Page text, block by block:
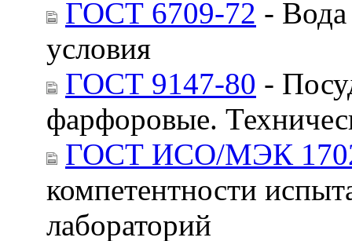
ГОСТ 6709-72 - Вода
условия
ГОСТ 9147-80 -
фарфоровые.
ГОСТ ИСО/МЭК
компетентности
лабораторий